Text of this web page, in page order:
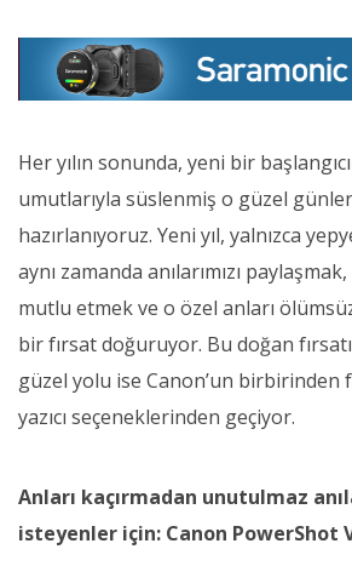
Her yılın sonunda, yeni bir
umutlarıyla süslenmiş o güzel
hazırlanıyoruz. Yeni yıl, yalnızca
aynı zamanda anılarımızı
mutlu etmek ve o özel anları
bir fırsat doğuruyor. Bu doğan
güzel yolu ise Canon’un birbirinden
yazıcı seçeneklerinden geçiyor.
Anları kaçırmadan unutulmaz
isteyenler için: Canon PowerShot